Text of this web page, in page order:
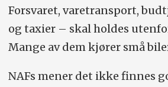
Forsvaret, varetransport,
og taxier – skal holdes
Mange av dem kjører små
NAFs mener det ikke finnes